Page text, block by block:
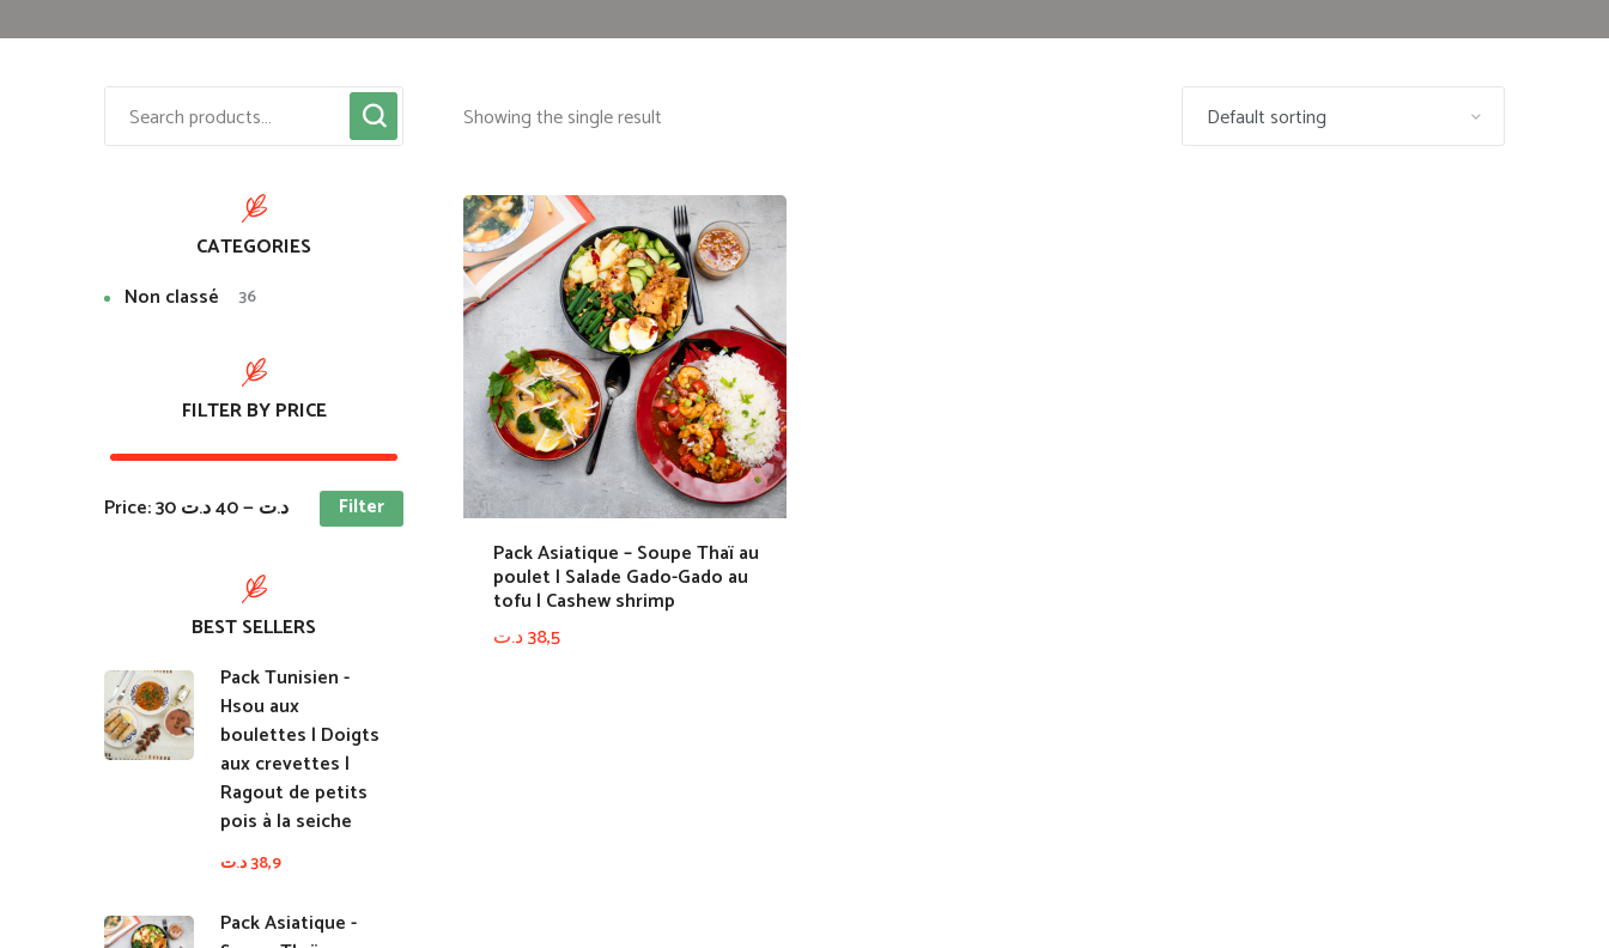
Showing the single result
Pack Asiatique – Soupe Thaï au
poulet | Salade Gado-Gado au
tofu | Cashew shrimp
38,5د.ت
CATEGORIES
Non classé
36
FILTER BY PRICE
Filter
Price: 30 د.ت—40 د.ت
BEST SELLERS
Pack Tunisien -
Hsou aux
boulettes | Doigts
aux crevettes |
Ragout de petits
pois à la seiche
38,9د.ت
Pack Asiatique -